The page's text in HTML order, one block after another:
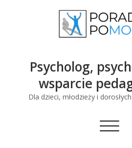
Psycholog,
wsparcie
Dla dzieci, młodzieży i
Toggle